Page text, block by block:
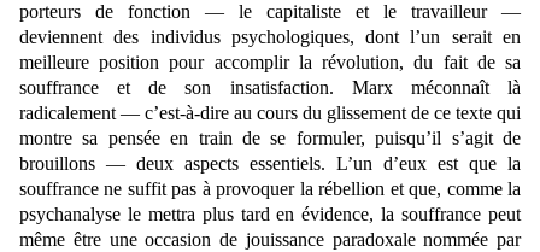
porteurs de fonction — le capitaliste et le travailleur —
deviennent des individus psychologiques, dont l’un serait en
meilleure position pour accomplir la révolution, du fait de sa
souffrance et de son insatisfaction. Marx méconnaît là
radicalement — c’est-à-dire au cours du glissement de ce texte qui
montre sa pensée en train de se formuler, puisqu’il s’agit de
brouillons — deux aspects essentiels. L’un d’eux est que la
souffrance ne suffit pas à provoquer la rébellion et que, comme la
psychanalyse le mettra plus tard en évidence, la souffrance peut
même être une occasion de jouissance paradoxale nommée par